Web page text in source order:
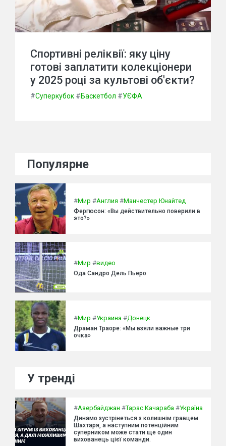
Спортивні реліквії: яку ціну
готові заплатити колекціонери
у 2025 році за культові об'єкти?
#Суперкубок #Баскетбол #УЄФА
Популярне
#Мир #Англия #Манчестер Юнайтед
Фергюсон: «Вы действительно поверили в
это?»
#Мир #видео
Ода Сандро Дель Пьеро
#Мир #Украина #Донецк
Драман Траоре: «Мы взяли важные три
очка»
У тренді
#Азербайджан #Тарас Качараба #Україна
Динамо зустрінеться з колишнім гравцем
Шахтаря, а наступним потенційним
суперником може стати ще один
вихованець цієї команди.